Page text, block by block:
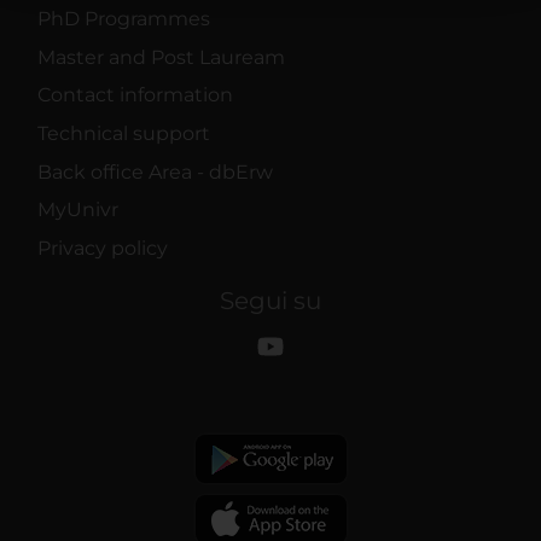
raccolto dal tuo utilizzo dei loro servizi.
PhD Programmes
Master and Post Lauream
Contact information
Technical support
Back office Area - dbErw
MyUnivr
Privacy policy
Segui su